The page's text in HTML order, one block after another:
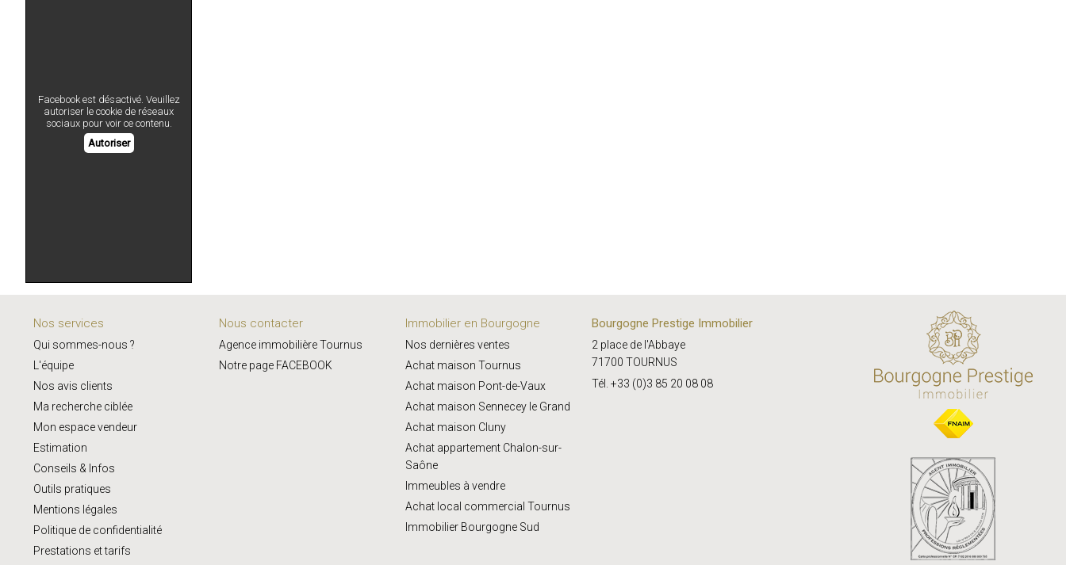
Facebook est désactivé. Veuillez
autoriser le cookie de réseaux
sociaux pour voir ce contenu.
Autoriser
Nos services
Qui sommes-nous ?
L'équipe
Nos avis clients
Ma recherche ciblée
Mon espace vendeur
Estimation
Conseils & Infos
Outils pratiques
Mentions légales
Politique de confidentialité
Prestations et tarifs
Nous contacter
Agence immobilière Tournus
Notre page FACEBOOK
Immobilier en Bourgogne
Nos dernières ventes
Achat maison Tournus
Achat maison Pont-de-Vaux
Achat maison Sennecey le Grand
Achat maison Cluny
Achat appartement Chalon-sur-
Saône
Immeubles à vendre
Achat local commercial Tournus
Immobilier Bourgogne Sud
Bourgogne Prestige Immobilier
2 place de l'Abbaye
71700 TOURNUS
Tél. +33 (0)3 85 20 08 08